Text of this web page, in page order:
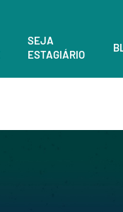
SEJA
ESTAGIÁRIO